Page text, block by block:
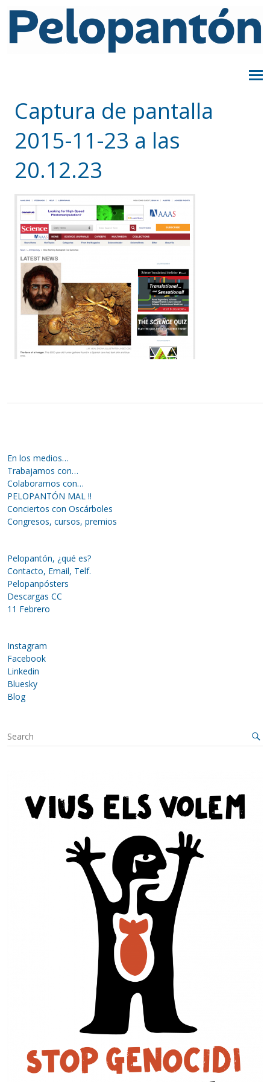
Captura de pantalla
2015-11-23 a las
20.12.23
En los medios…
Trabajamos con…
Colaboramos con…
PELOPANTÓN MAL !!
Conciertos con Oscárboles
Congresos, cursos, premios
Pelopantón, ¿qué es?
Contacto, Email, Telf.
Pelopanpósters
Descargas CC
11 Febrero
Instagram
Facebook
Linkedin
Bluesky
Blog
S
e